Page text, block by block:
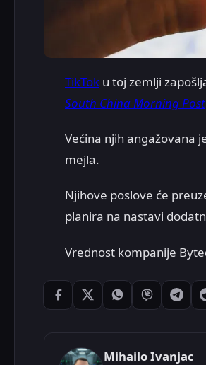
TikTok u toj zemlji
South China Morning Post
Većina njih angažovana
mejla.
Njihove poslove će
planira na nastavi
Vrednost kompanije
Podeli: Facebook
Podeli: XPodeli:Podeli:
Mihailo Ivanjac